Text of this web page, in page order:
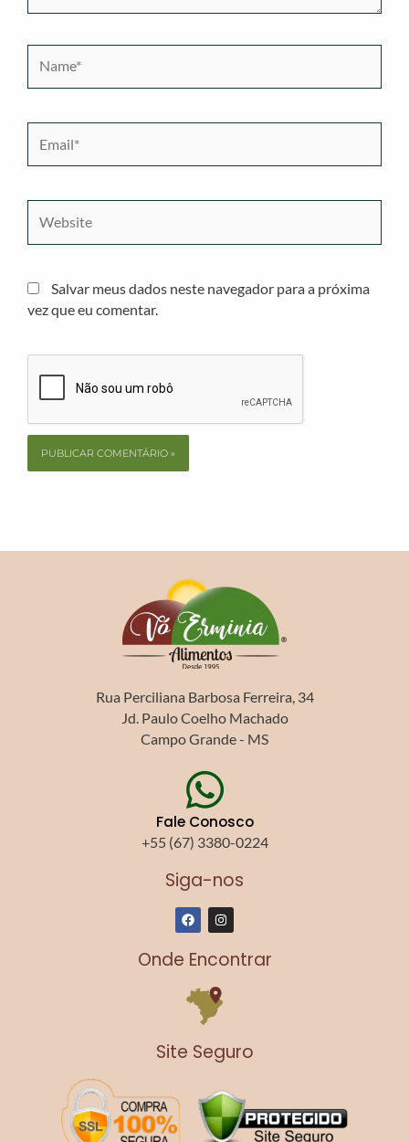
Salvar meus dados neste navegador para a próxima
vez que eu comentar.
Rua Perciliana Barbosa Ferreira, 34
Jd. Paulo Coelho Machado
Campo Grande - MS
Fale Conosco
+55 (67) 3380-0224
Siga-nos
F
a
c
e
b
o
k
I
n
s
a
r
a
Onde Encontrar
Site Seguro